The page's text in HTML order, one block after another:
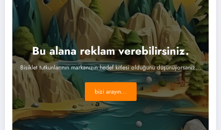
Bu alana reklam verebilirsiniz.
Bisiklet tutkunlarının markanızın hedef kitlesi olduğunu düşünüyorsanız...
bizi arayın...